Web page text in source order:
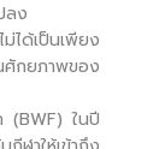
ลง
ได้เป็นเพียง
กยภาพของ
(BWF) ในปี